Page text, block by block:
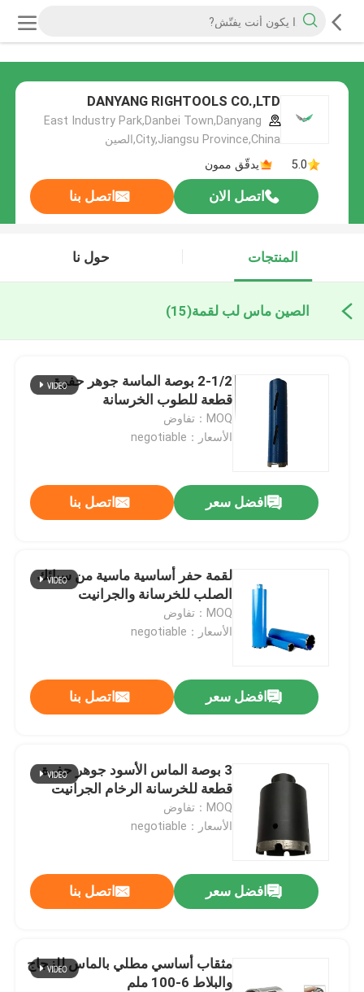
DANYANG RIGHTOOLS CO.,LTD
East Industry Park,Danbei Town,Danyang
City,Jiangsu Province,China,الصين
5.0
يدقّق ممون
اتصل الان اتصل بنا
المنتجات حول نا
الصين ماس لب لقمة(15)
2-1/2 بوصة الماسة جوهر حفرة
قطعة للطوب الخرسانة
MOQ：تفاوض
الأسعار：negotiable
افضل سعر اتصل بنا
لقمة حفر أساسية ماسية من سبائك
الصلب للخرسانة والجرانيت
MOQ：تفاوض
الأسعار：negotiable
افضل سعر اتصل بنا
3 بوصة الماس الأسود جوهر حفرة
قطعة للخرسانة الرخام الجرانيت
MOQ：تفاوض
الأسعار：negotiable
افضل سعر اتصل بنا
مثقاب أساسي مطلي بالماس للزجاج
والبلاط 6-100 ملم